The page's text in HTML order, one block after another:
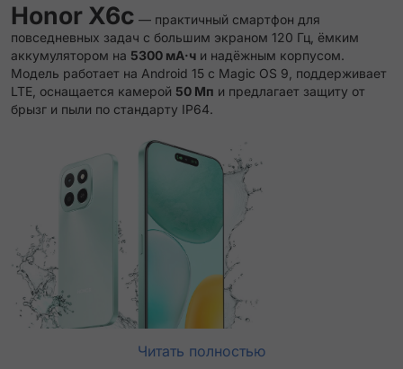
Honor X6c — практичный смартфон для
повседневных задач с большим экраном 120 Гц, ёмким
аккумулятором на 5300 мА·ч и надёжным корпусом.
Модель работает на Android 15 с Magic OS 9, поддерживает
LTE, оснащается камерой 50 Мп и предлагает защиту от
брызг и пыли по стандарту IP64.
Читать полностью